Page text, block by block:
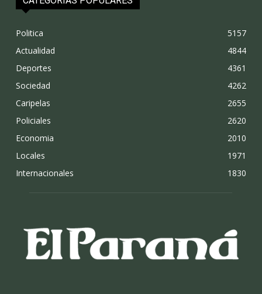
Politica
5157
Actualidad
4844
Deportes
4361
Sociedad
4262
Caripelas
2655
Policiales
2620
Economia
2010
Locales
1971
Internacionales
1830